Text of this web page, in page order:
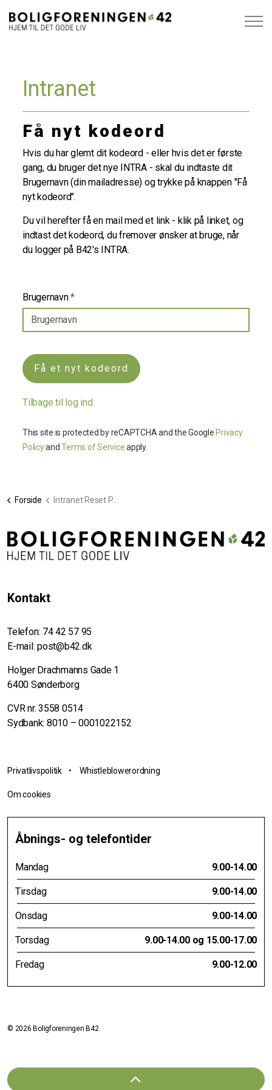
Intranet
Få nyt kodeord
Hvis du har glemt dit kodeord - eller hvis det er første
gang, du bruger det nye INTRA - skal du indtaste dit
Brugernavn (din mailadresse) og trykke på knappen "Få
nyt kodeord".
Du vil herefter få en mail med et link - klik på linket, og
indtast det kodeord, du fremover ønsker at bruge, når
du logger på B42's INTRA.
Brugernavn*
Få et nyt kodeord
Tilbage til log ind
This site is protected by reCAPTCHA and the Google Privacy
Policyand Terms of Serviceapply.
Forside Intranet Reset PW Request
Kontakt
Telefon: 74 42 57 95
E-mail: post@b42.dk
Holger Drachmanns Gade 1
6400 Sønderborg
CVR nr. 3558 0514
Sydbank: 8010 – 0001022152
Privatlivspolitik•Whistleblowerordning
Om cookies
Åbnings- og telefontider
Mandag 9.00-14.00
Tirsdag 9.00-14.00
Onsdag 9.00-14.00
Torsdag 9.00-14.00 og 15.00-17.00
Fredag 9.00-12.00
© 2026 Boligforeningen B42